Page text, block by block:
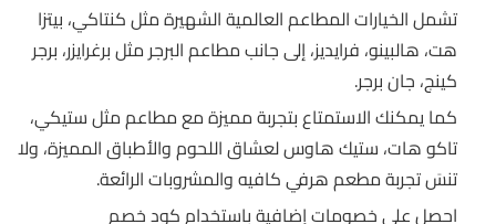
تشمل الخيارات المطاعم العالمية الشهيرة مثل كنتاكي، بيتزا
هت، هالبينو، فرايديز، إلى جانب مطاعم البرجر مثل برغرايزر، برجر
كينج، جان برجر.
كما يمكنك الاستمتاع بتجربة مميزة مع مطاعم مثل ستيكي،
تاكو هات، ستيك هاوس لعشاق اللحوم والأطباق المميزة، ولا
تنسَ تجربة مطعم هرفي كافيه والمشروبات الرائعة.
احصل على خصومات إضافية باستخدام كود خصم